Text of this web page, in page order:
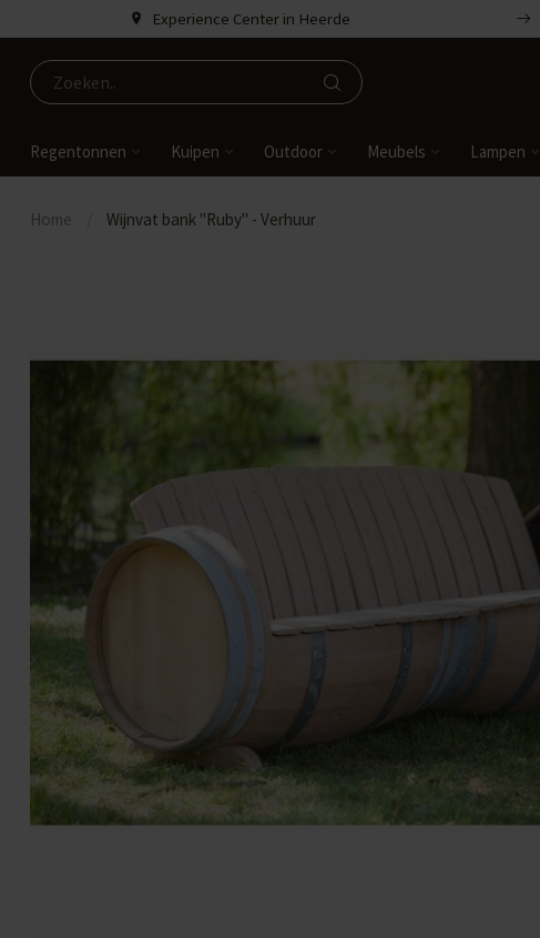
Experience Center in Heerde
Regentonnen Kuipen Outdoor Meubels Lampen
Home Wijnvat bank "Ruby" - Verhuur